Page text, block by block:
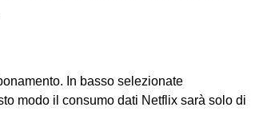
In basso selezionate
modo il consumo dati Netflix sarà solo di